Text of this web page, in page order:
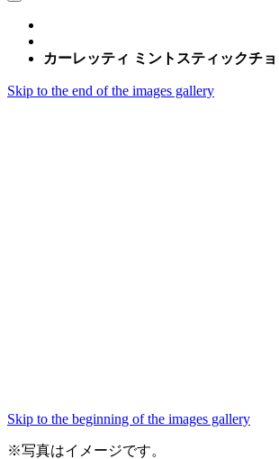
カーレッティ ミントスティックチョ
Skip to the end of the images gallery
Skip to the beginning of the images gallery
※写真はイメージです。